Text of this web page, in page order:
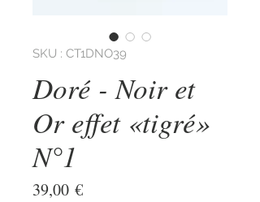
SKU : CT1DNO39
Doré - Noir et
Or effet «tigré»
N°1
39,00 €Prix